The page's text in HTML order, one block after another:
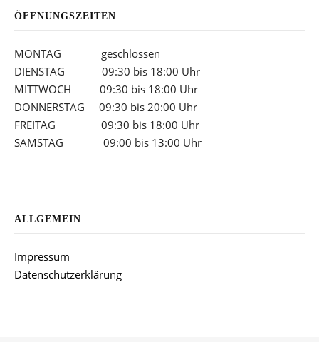
ÖFFNUNGSZEITEN
MONTAG geschlossen
DIENSTAG 09:30 bis 18:00 Uhr
MITTWOCH 09:30 bis 18:00 Uhr
DONNERSTAG 09:30 bis 20:00 Uhr
FREITAG 09:30 bis 18:00 Uhr
SAMSTAG 09:00 bis 13:00 Uhr
ALLGEMEIN
Impressum
Datenschutzerklärung